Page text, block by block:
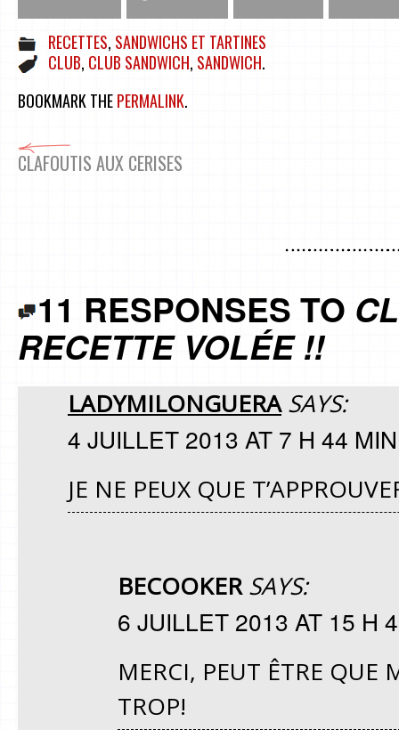
RECETTES, SANDWICHS ET TARTINES
CLUB, CLUB SANDWICH, SANDWICH.
BOOKMARK THEPERMALINK.
CLAFOUTIS AUX CERISES
11 RESPONSES TO
RECETTE VOLÉE !!
LADYMILONGUERA SAYS:
4 JUILLET 2013 AT 7 H 44 MIN
JE NE PEUX QUE
BECOOKER SAYS:
6 JUILLET 2013 AT 15 H
MERCI, PEUT ÊTRE QUE
TROP!